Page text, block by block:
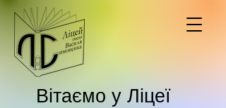
Вітаємо у Ліцеї